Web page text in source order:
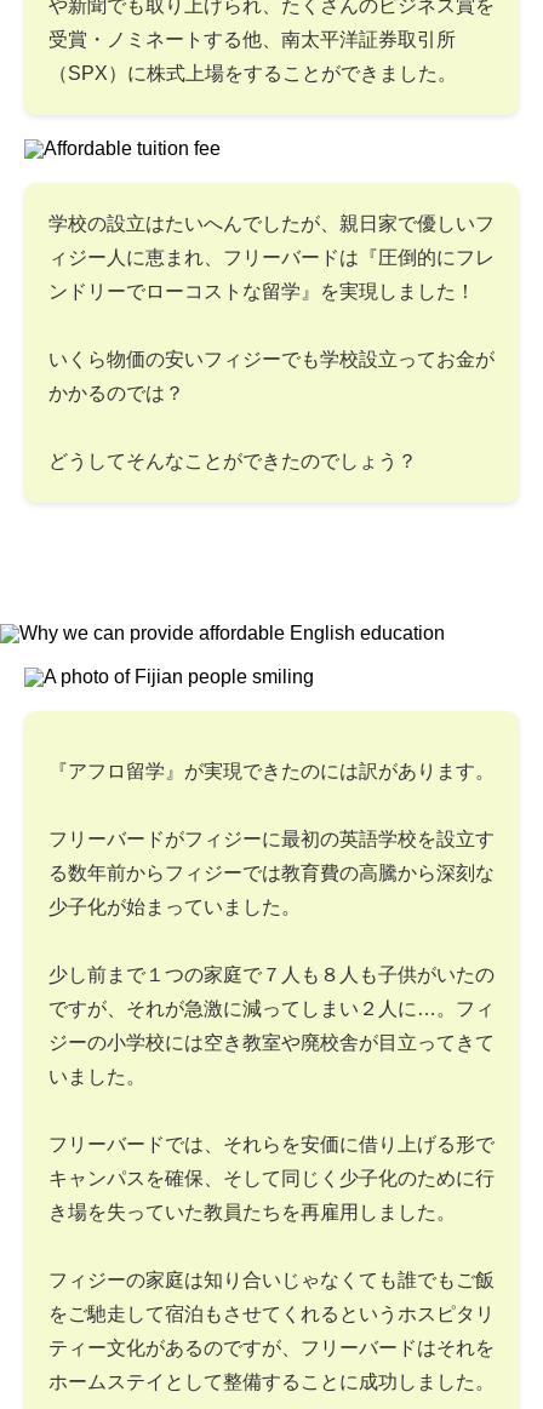
や新聞でも取り上げられ、たくさんのビジネス賞を
受賞・ノミネートする他、南太平洋証券取引所
（SPX）に株式上場をすることができました。
学校の設立はたいへんでしたが、親日家で優しいフ
ィジー人に恵まれ、フリーバードは『圧倒的にフレ
ンドリーでローコストな留学』を実現しました！
いくら物価の安いフィジーでも学校設立ってお金が
かかるのでは？
どうしてそんなことができたのでしょう？
『アフロ留学』が実現できたのには訳があります。
フリーバードがフィジーに最初の英語学校を設立す
る数年前からフィジーでは教育費の高騰から深刻な
少子化が始まっていました。
少し前まで１つの家庭で７人も８人も子供がいたの
ですが、それが急激に減ってしまい２人に…。フィ
ジーの小学校には空き教室や廃校舎が目立ってきて
いました。
フリーバードでは、それらを安価に借り上げる形で
キャンパスを確保、そして同じく少子化のために行
き場を失っていた教員たちを再雇用しました。
フィジーの家庭は知り合いじゃなくても誰でもご飯
をご馳走して宿泊もさせてくれるというホスピタリ
ティー文化があるのですが、フリーバードはそれを
ホームステイとして整備することに成功しました。